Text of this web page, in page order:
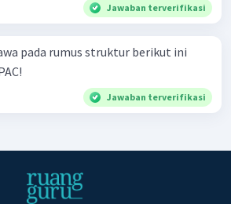
Jawaban terverifikasi
pada rumus struktur berikut ini
Jawaban terverifikasi